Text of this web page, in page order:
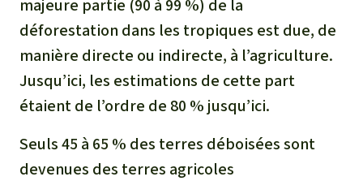
Les biocarburants
L’aluminium
L'élevage industriel
Médias
Communiqués
Dans la presse
Português
Indonesia
majeure partie (90 à 99 %) de la
déforestation dans les tropiques est due, de
manière directe ou indirecte, à l’agriculture.
Jusqu’ici, les estimations de cette part
étaient de l’ordre de 80 % jusqu’ici.
Seuls 45 à 65 % des terres déboisées sont
devenues des terres agricoles